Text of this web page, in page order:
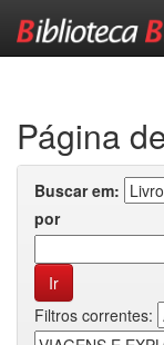
Página
Buscar em:
por
Filtros correntes: